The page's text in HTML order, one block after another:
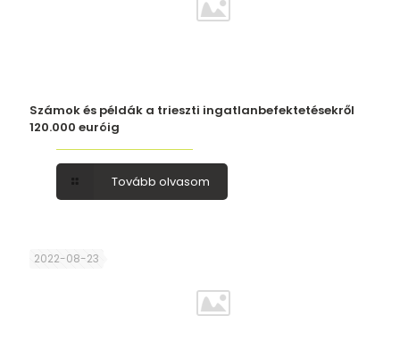
Számok és példák a trieszti ingatlanbefektetésekről
120.000 euróig
Tovább olvasom
2022-08-23